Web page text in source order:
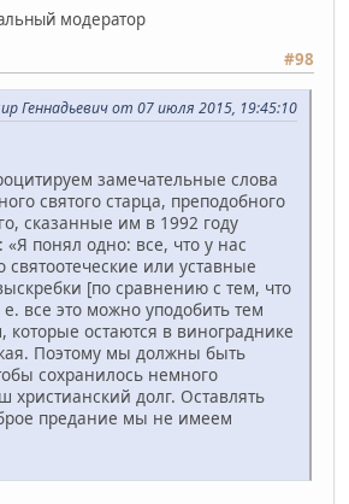
модератор
#98
Геннадьевич от 07 июля 2015, 19:45:10
замечательные слова
святого старца, преподобного
сказанные им в 1992 году
понял одно: все, что у нас
святоотеческие или уставные
[по сравнению с тем, что
все это можно уподобить тем
которые остаются в винограднике
Поэтому мы должны быть
сохранилось немного
христианский долг. Оставлять
предание мы не имеем